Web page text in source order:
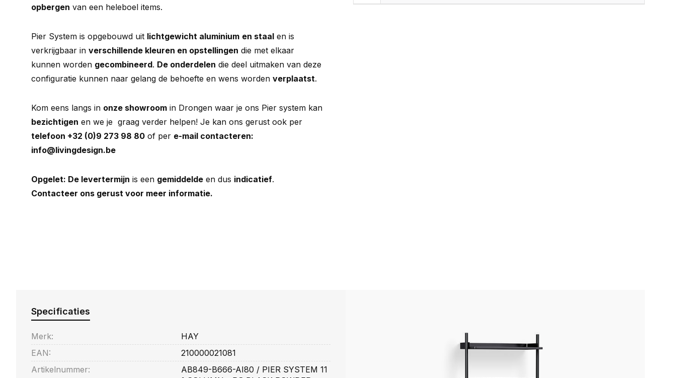
opbergen van een heleboel items.
Pier System is opgebouwd uit lichtgewicht aluminium en staal en is
verkrijgbaar in verschillende kleuren en opstellingen die met elkaar
kunnen worden gecombineerd. De onderdelen die deel uitmaken van deze
configuratie kunnen naar gelang de behoefte en wens worden verplaatst.
Kom eens langs in onze showroom in Drongen waar je ons Pier system kan
bezichtigen en we je graag verder helpen! Je kan ons gerust ook per
telefoon +32 (0)9 273 98 80 of per e-mail contacteren:
info@livingdesign.be
Opgelet: De levertermijn is een gemiddelde en dus indicatief.
Contacteer ons gerust voor meer informatie.
Specificaties
Merk:
HAY
EAN:
210000021081
Artikelnummer:
AB849-B666-AI80 / PIER SYSTEM 11